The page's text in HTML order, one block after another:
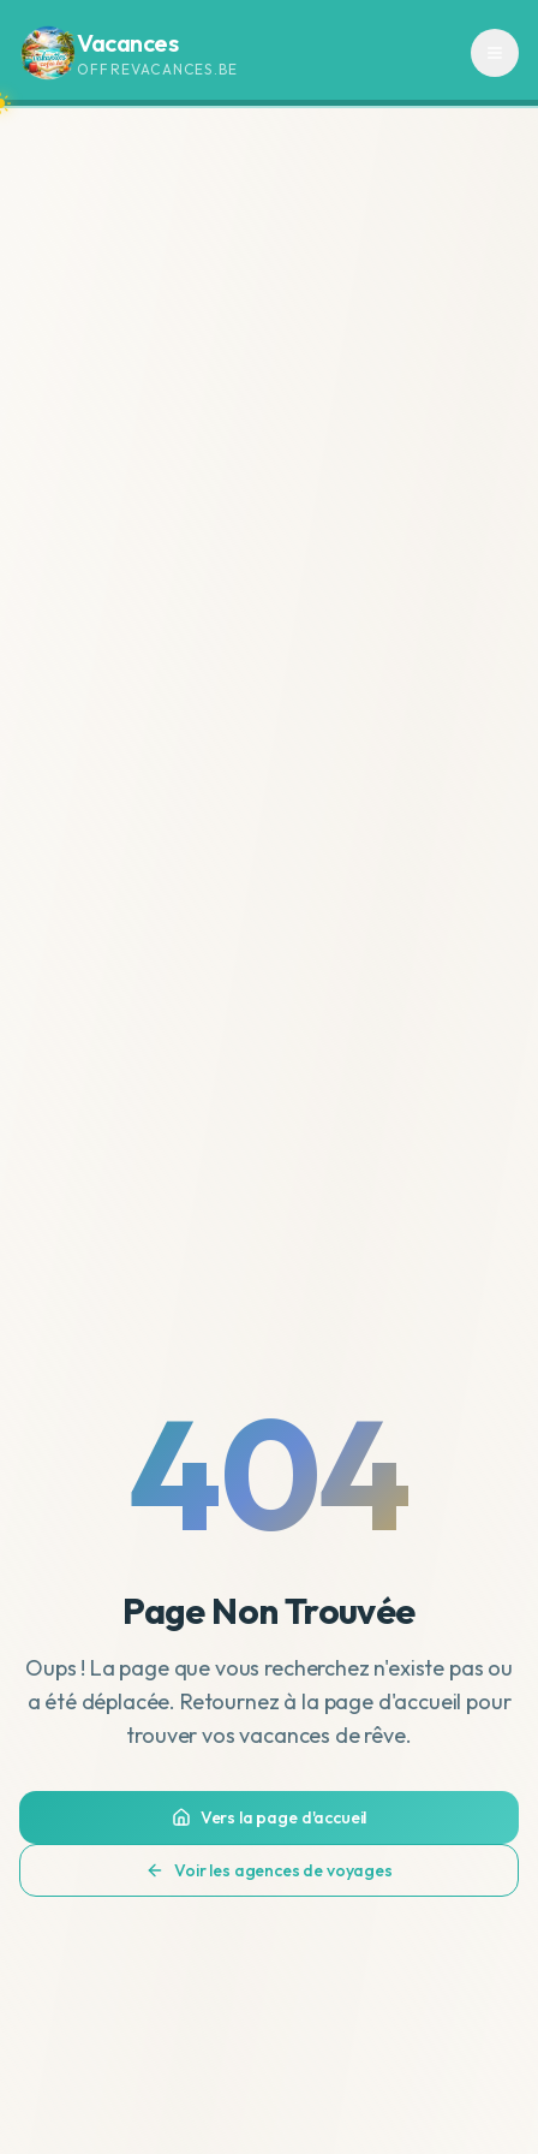
Vacances
OFFREVACANCES.BE
404
Page Non Trouvée
Oups ! La page que vous recherchez n'existe pas ou
a été déplacée. Retournez à la page d'accueil pour
trouver vos vacances de rêve.
Vers la page d'accueil
Voir les agences de voyages